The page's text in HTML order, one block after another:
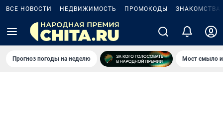
ВСЕ НОВОСТИ НЕДВИЖИМОСТЬ ПРОМОКОДЫ ЗНАКОМСТВА
Прогноз погоды на неделю Мост смыло